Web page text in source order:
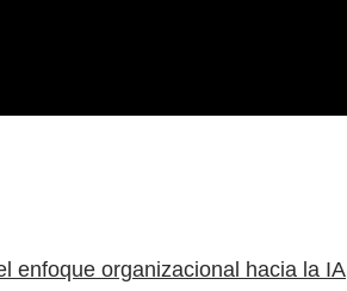
enfoque organizacional hacia la IA